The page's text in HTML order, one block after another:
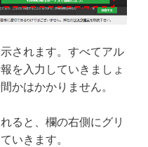
されます。すべてアル
を入力していきましょ
かはかかりません。
ると、欄の右側にグリ
いきます。